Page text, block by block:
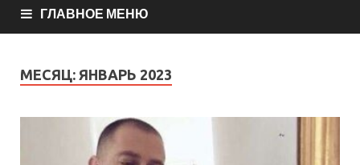
ГЛАВНОЕ МЕНЮ
МЕСЯЦ: ЯНВАРЬ 2023